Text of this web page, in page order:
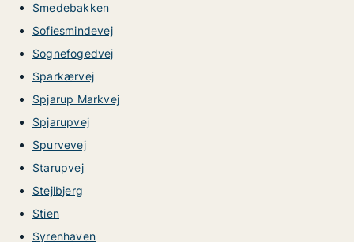
Smedebakken
Sofiesmindevej
Sognefogedvej
Sparkærvej
Spjarup Markvej
Spjarupvej
Spurvevej
Starupvej
Stejlbjerg
Stien
Syrenhaven